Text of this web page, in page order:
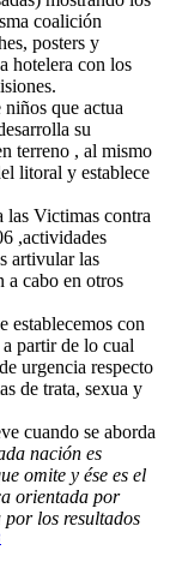
coalición
posters y
hotelera con los
que actua
su
terreno , al mismo
litoral y establece
las Victimas contra
,actividades
artivular las
a cabo en otros
establecemos con
partir de lo cual
urgencia respecto
de trata, sexua y
cuando se aborda
nación es
omite y ése es el
orientada por
los resultados